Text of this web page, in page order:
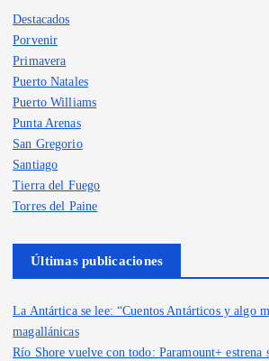
Destacados
Porvenir
Primavera
Puerto Natales
Puerto Williams
Punta Arenas
San Gregorio
Santiago
Tierra del Fuego
Torres del Paine
Últimas publicaciones
La Antártica se lee: “Cuentos Antárticos y algo
magallánicas
Río Shore vuelve con todo: Paramount+ estrena